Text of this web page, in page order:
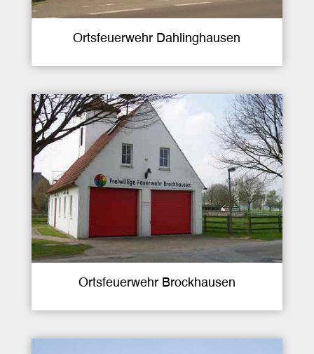
Ortsfeuerwehr Dahlinghausen
Ortsfeuerwehr Brockhausen